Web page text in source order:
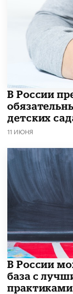
В России
детских
11 ИЮНЯ
В России
база с